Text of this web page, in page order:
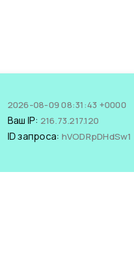
2026-08-09 08:31:43 +0000
Ваш IP: 216.73.217.120
ID запроса: hVODRpDHdSw1